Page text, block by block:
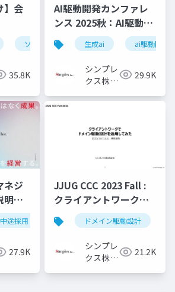
】会
ソフトウェアエンジニア フロントエ
35.8K
AI駆動開発カンファレ
ンス 2025秋：AI駆動開
発実践！ SI企業におけ
る開発プロセス再設計
の取り組み紹介
生成ai ai駆動開発
シンプレ
クス株式
29.9K
ネジ
明資
中途採用 キャリア採用 pm採用
27.9K
JJUG CCC 2023 Fall :
クライアントワークで
ドメイン駆動設計を活
用してみてた
ドメイン駆動設計
シンプレ
クス株式
21.2K